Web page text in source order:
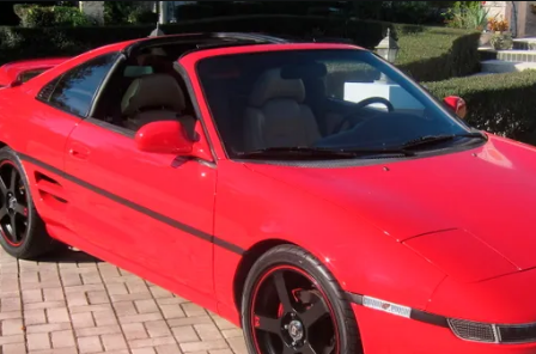
Opening https://mundofixa.com.br/8-carros-esportivos-japoneses-que-voce-iria-gostar-de-ter-na-garagem/